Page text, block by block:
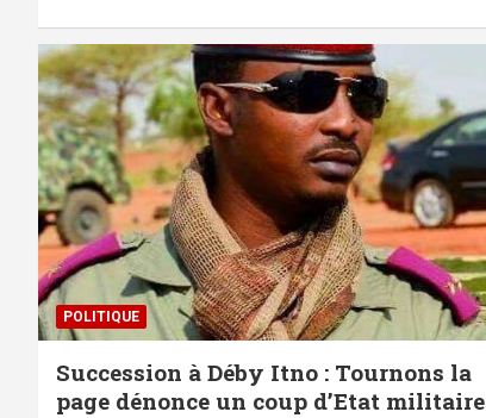
POLITIQUE
Succession à Déby Itno : Tournons la
page dénonce un coup d’Etat militaire